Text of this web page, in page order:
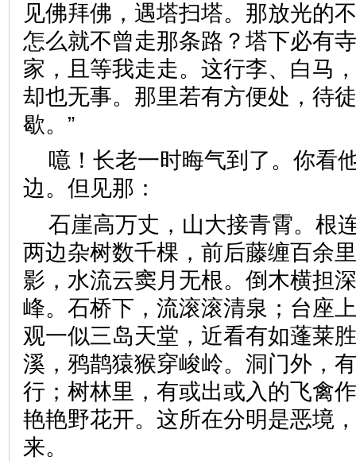
见佛拜佛，遇塔扫塔。那放光的
怎么就不曾走那条路？塔下必有
家，且等我走走。这行李、白马
却也无事。那里若有方便处，待
歇。”
噫！长老一时晦气到了。你看
边。但见那：
石崖高万丈，山大接青霄。根
两边杂树数千棵，前后藤缠百余
影，水流云窦月无根。倒木横担
峰。石桥下，流滚滚清泉；台座
观一似三岛天堂，近看有如蓬莱
溪，鸦鹊猿猴穿峻岭。洞门外，
行；树林里，有或出或入的飞禽
艳艳野花开。这所在分明是恶境
来。